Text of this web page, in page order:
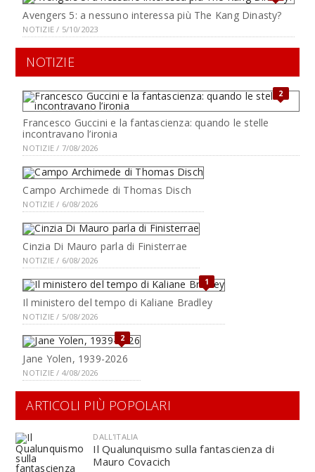
Avengers 5: a nessuno interessa più The Kang Dinasty?
NOTIZIE / 5/10/2023
NOTIZIE
2
Francesco Guccini e la fantascienza: quando le stelle
incontravano l’ironia
NOTIZIE / 7/08/2026
Campo Archimede di Thomas Disch
NOTIZIE / 6/08/2026
Cinzia Di Mauro parla di Finisterrae
NOTIZIE / 6/08/2026
1
Il ministero del tempo di Kaliane Bradley
NOTIZIE / 5/08/2026
2
Jane Yolen, 1939-2026
NOTIZIE / 4/08/2026
ARTICOLI PIÙ POPOLARI
DALL'ITALIA
Il Qualunquismo sulla fantascienza di
Mauro Covacich